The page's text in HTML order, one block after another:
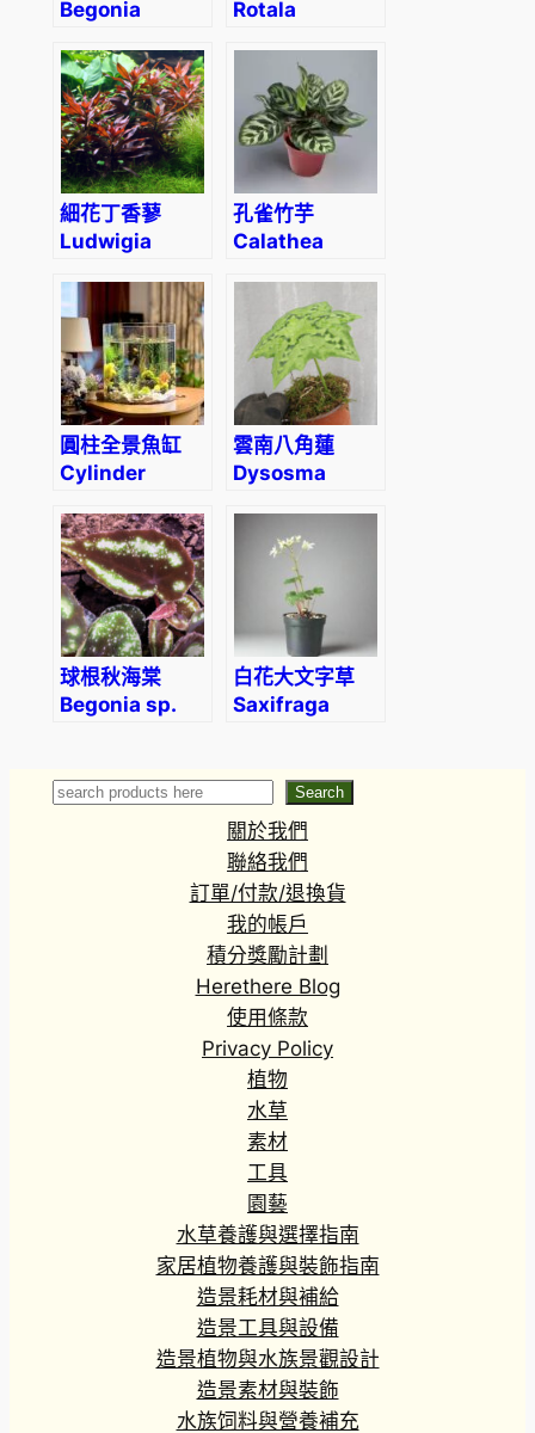
Begonia
Rotala
‘Green’
細花丁香蓼
Ludwigia
孔雀竹芋
Calathea
圓柱全景魚缸
Cylinder
Aquarium
雲南八角蓮
Dysosma
球根秋海棠
Begonia sp.
白花大文字草
Saxifraga
Search
Search
關於我們
聯絡我們
訂單/付款/退換貨
我的帳戶
積分獎勵計劃
Herethere Blog
使用條款
Privacy Policy
植物
水草
素材
工具
園藝
水草養護與選擇指南
家居植物養護與裝飾指南
造景耗材與補給
造景工具與設備
造景植物與水族景觀設計
造景素材與裝飾
水族饲料與營養補充